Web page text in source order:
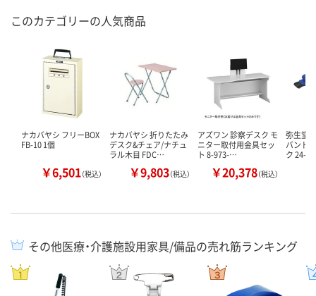
このカテゴリーの人気商品
ナカバヤシ フリーBOX
FB-10 1個
￥6,501（税込）
ナカバヤシ 折りたたみ
デスク&チェア/ナチュ
ラル木目 FDC…
￥9,803（税込）
アズワン 診察デスク モ
ニター取付用金具セッ
ト 8-973-…
￥20,378（税込）
弥生堂
バンド
ク 24-
その他医療・介護施設用家具/備品の売れ筋ランキング